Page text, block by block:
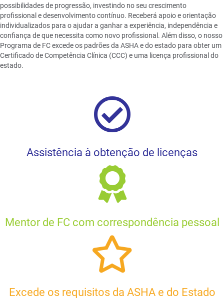
possibilidades de progressão, investindo no seu crescimento
profissional e desenvolvimento contínuo. Receberá apoio e orientação
individualizados para o ajudar a ganhar a experiência, independência e
confiança de que necessita como novo profissional. Além disso, o nosso
Programa de FC excede os padrões da ASHA e do estado para obter um
Certificado de Competência Clínica (CCC) e uma licença profissional do
estado.
Assistência à obtenção de licenças
Mentor de FC com correspondência pessoal
Excede os requisitos da ASHA e do Estado